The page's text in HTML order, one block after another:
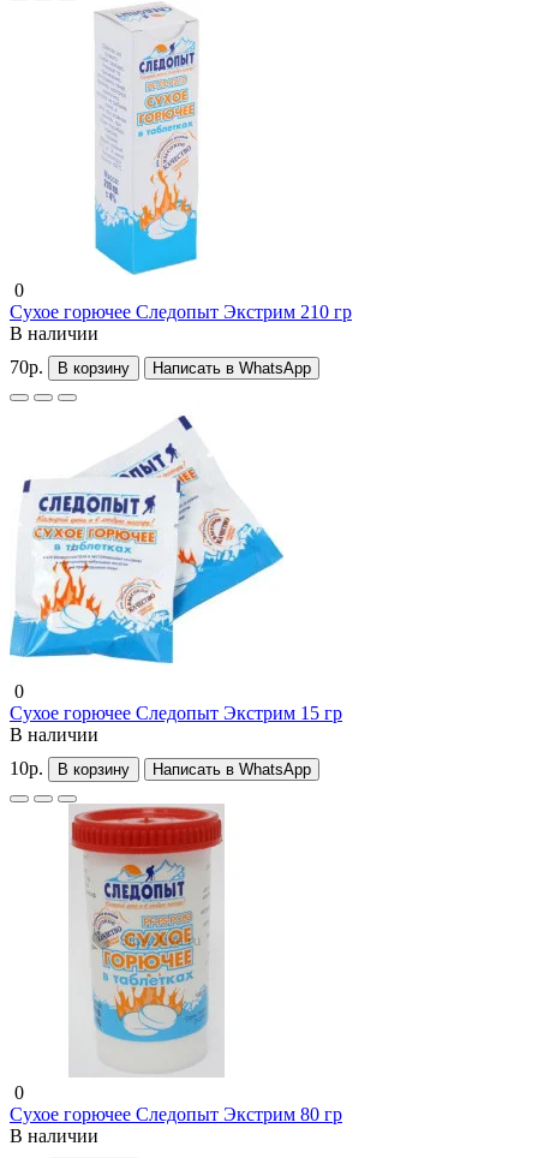
0
Сухое горючее Следопыт Экстрим 210 гр
В наличии
70р.
В корзину Написать в WhatsApp
0
Сухое горючее Следопыт Экстрим 15 гр
В наличии
10р.
В корзину Написать в WhatsApp
0
Сухое горючее Следопыт Экстрим 80 гр
В наличии